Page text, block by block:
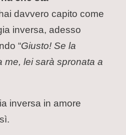
davvero capito come
inversa, adesso
“Giusto! Se la
me, lei sarà spronata a
inversa in amore